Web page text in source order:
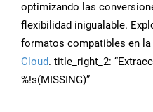
optimizando las
flexibilidad inigualable.
formatos compatibles en
Cloud. title_right_2:
%!s(MISSING)”